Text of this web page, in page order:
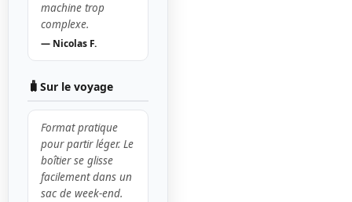
machine trop
complexe.
— Nicolas F.
🧳 Sur le voyage
Format pratique
pour partir léger. Le
boîtier se glisse
facilement dans un
sac de week-end.